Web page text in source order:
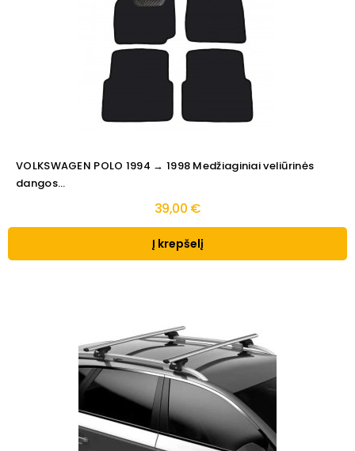
VOLKSWAGEN POLO 1994 → 1998 Medžiaginiai veliūrinės
dangos...
39,00 €
Į krepšelį